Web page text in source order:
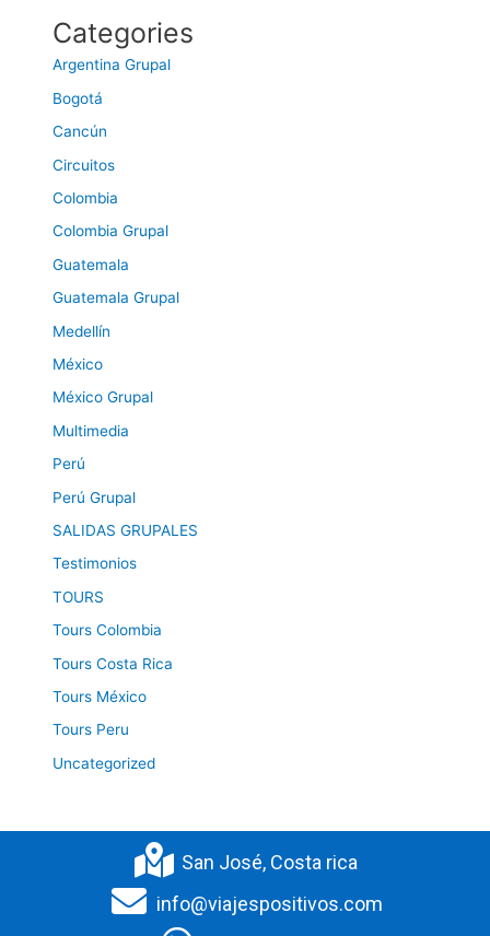
Categories
Argentina Grupal
Bogotá
Cancún
Circuitos
Colombia
Colombia Grupal
Guatemala
Guatemala Grupal
Medellín
México
México Grupal
Multimedia
Perú
Perú Grupal
SALIDAS GRUPALES
Testimonios
TOURS
Tours Colombia
Tours Costa Rica
Tours México
Tours Peru
Uncategorized
San José, Costa rica
info@viajespositivos.com